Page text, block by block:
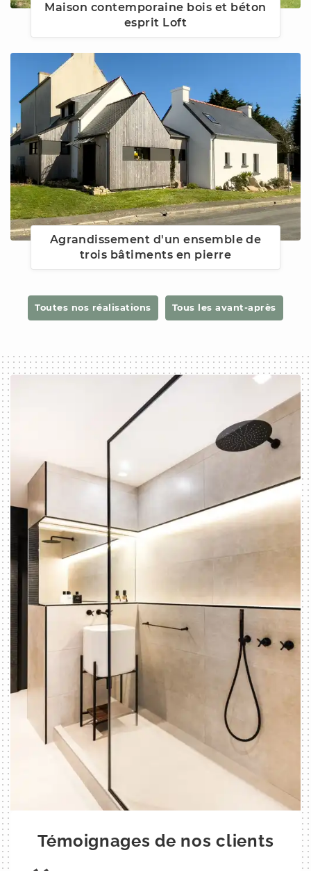
Maison contemporaine bois et béton
esprit Loft
Agrandissement d'un ensemble de
trois bâtiments en pierre
Toutes nos réalisations Tous les avant-après
Témoignages de nos clients